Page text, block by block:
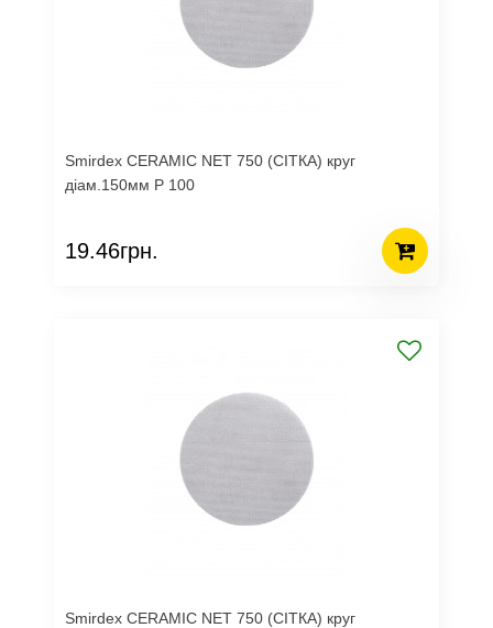
Smirdex CERAMIC NET 750 (СІТКА) круг
діам.150мм Р 100
19.46грн.
Smirdex CERAMIC NET 750 (СІТКА) круг